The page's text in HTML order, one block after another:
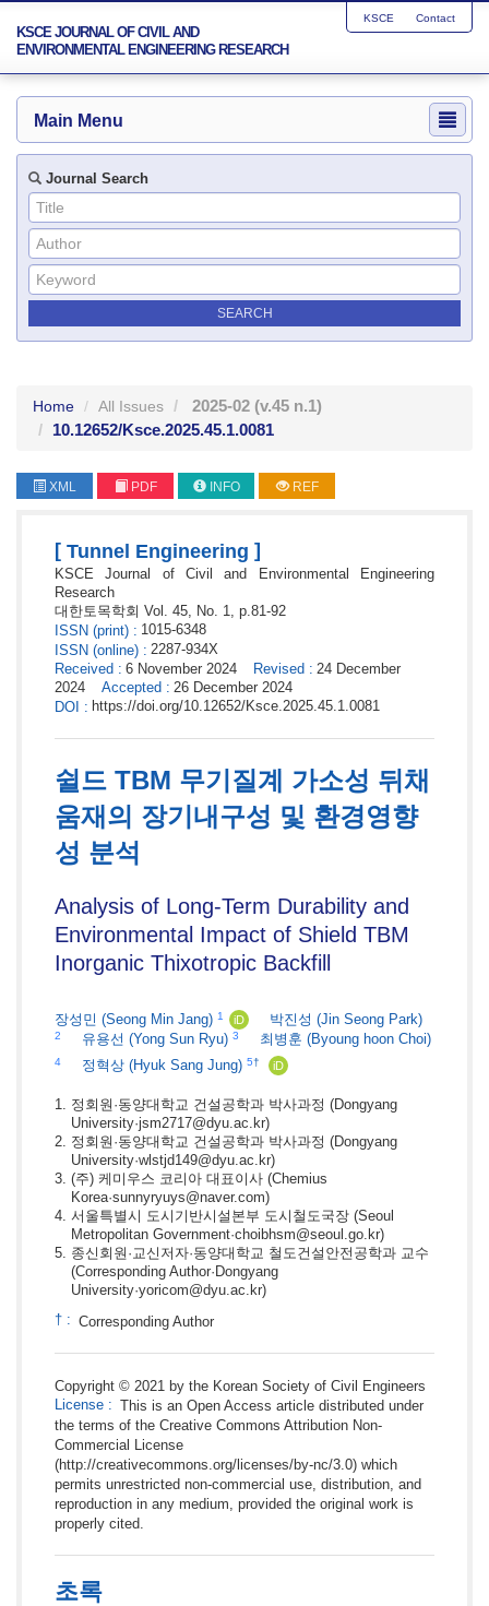
KSCE JOURNAL OF CIVIL AND
ENVIRONMENTAL ENGINEERING RESEARCH
KSCE Contact
Main Menu
Journal Search
Home All Issues 2025-02 (v.45 n.1)
10.12652/Ksce.2025.45.1.0081
XML PDF INFO REF
[ Tunnel Engineering ]
KSCE Journal of Civil and Environmental Engineering
Research
대한토목학회 Vol. 45, No. 1, p.81-92
ISSN (print) : 1015-6348
ISSN (online) : 2287-934X
Received : 6 November 2024 Revised : 24 December
2024
Accepted : 26 December 2024
DOI : https://doi.org/10.12652/Ksce.2025.45.1.0081
쉴드 TBM 무기질계 가소성 뒤채
움재의 장기내구성 및 환경영향
성 분석
Analysis of Long-Term Durability and
Environmental Impact of Shield TBM
Inorganic Thixotropic Backfill
장성민 (Seong Min Jang) 1 iD 박진성 (Jin Seong Park)
2 유용선 (Yong Sun Ryu) 3 최병훈 (Byoung hoon Choi)
4 정혁상 (Hyuk Sang Jung) 5† iD
정회원·동양대학교 건설공학과 박사과정 (Dongyang
University·jsm2717@dyu.ac.kr)
정회원·동양대학교 건설공학과 박사과정 (Dongyang
University·wlstjd149@dyu.ac.kr)
(주) 케미우스 코리아 대표이사 (Chemius
Korea·sunnyryuys@naver.com)
서울특별시 도시기반시설본부 도시철도국장 (Seoul
Metropolitan Government·choibhsm@seoul.go.kr)
종신회원·교신저자·동양대학교 철도건설안전공학과 교수
(Corresponding Author·Dongyang
University·yoricom@dyu.ac.kr)
† : Corresponding Author
Copyright © 2021 by the Korean Society of Civil Engineers
License : This is an Open Access article distributed under
the terms of the Creative Commons Attribution Non-
Commercial License
(http://creativecommons.org/licenses/by-nc/3.0) which
permits unrestricted non-commercial use, distribution, and
reproduction in any medium, provided the original work is
properly cited.
초록